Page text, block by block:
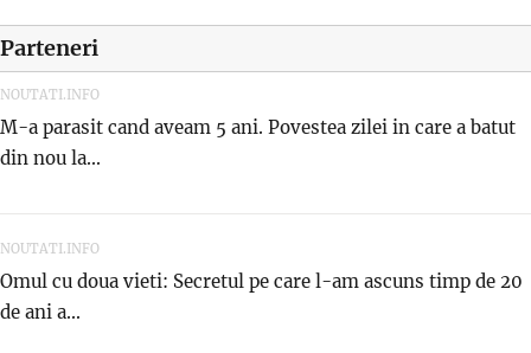
Parteneri
NOUTATI.INFO
M-a parasit cand aveam 5 ani. Povestea zilei in care a batut
din nou la...
NOUTATI.INFO
Omul cu doua vieti: Secretul pe care l-am ascuns timp de 20
de ani a...